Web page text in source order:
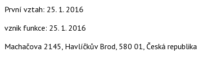
První vztah: 25. 1. 2016
vznik funkce: 25. 1. 2016
Machačova 2145, Havlíčkův Brod, 580 01, Česká republika